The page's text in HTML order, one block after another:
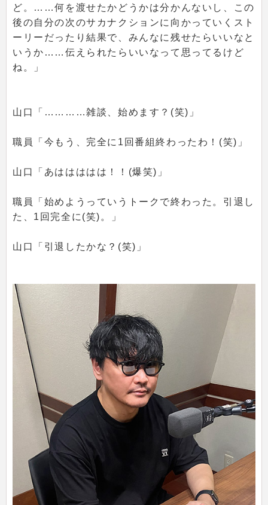
ど。……何を渡せたかどうかは分かんないし、この
後の自分の次のサカナクションに向かっていくスト
ーリーだったり結果で、みんなに残せたらいいなと
いうか……伝えられたらいいなって思ってるけど
ね。」
山口「…………雑談、始めます？(笑)」
職員「今もう、完全に1回番組終わったわ！(笑)」
山口「あははははは！！(爆笑)」
職員「始めようっていうトークで終わった。引退し
た、1回完全に(笑)。」
山口「引退したかな？(笑)」